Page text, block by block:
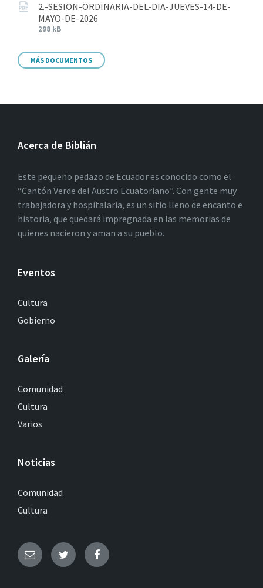
2.-SESION-ORDINARIA-DEL-DIA-JUEVES-14-DE-
MAYO-DE-2026
298 kB
MÁS DOCUMENTOS
Acerca de Biblián
Este pequeño pedazo de Ecuador es conocido como el
“Cantón Verde del Austro Ecuatoriano”. Con gente muy
trabajadora y hospitalaria, es un sitio lleno de encanto e
historia, que quedará impregnada en las memorias de
quienes nacieron y aman a su pueblo.
Eventos
Cultura
Gobierno
Galería
Comunidad
Cultura
Varios
Noticias
Comunidad
Cultura